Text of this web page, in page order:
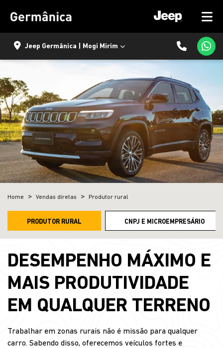
Jeep Germânica | Mogi Mirim
Home Vendas diretas Produtor rural
CNPJ E MICROEMPRESÁRIO
PRODUTOR RURAL
DESEMPENHO MÁXIMO E
MAIS PRODUTIVIDADE
EM QUALQUER TERRENO
Trabalhar em zonas rurais não é missão para qualquer
carro. Sabendo disso, oferecemos veículos fortes e